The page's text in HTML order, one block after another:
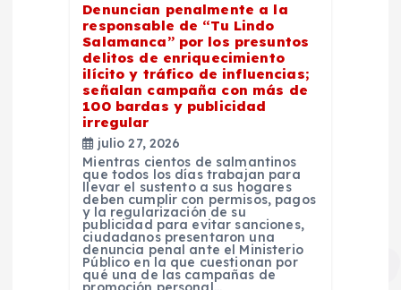
Denuncian penalmente a la
responsable de “Tu Lindo
Salamanca” por los presuntos
delitos de enriquecimiento
ilícito y tráfico de influencias;
señalan campaña con más de
100 bardas y publicidad
irregular
julio 27, 2026
Mientras cientos de salmantinos
que todos los días trabajan para
llevar el sustento a sus hogares
deben cumplir con permisos, pagos
y la regularización de su
publicidad para evitar sanciones,
ciudadanos presentaron una
denuncia penal ante el Ministerio
Público en la que cuestionan por
qué una de las campañas de